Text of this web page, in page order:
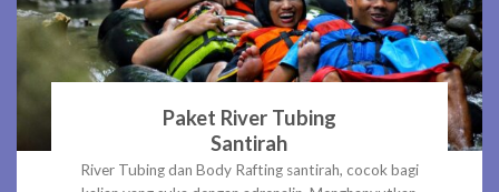
Paket River Tubing
Santirah
River Tubing dan Body Rafting santirah, cocok bagi